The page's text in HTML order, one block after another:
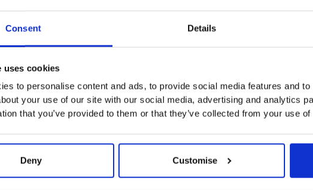
Consent Details
uses cookies
to personalise content and ads, to provide social media features and
your use of our site with our social media, advertising and analytics
that you’ve provided to them or that they’ve collected from your use
Deny Customise
de Victoria
um
und
Management-Informationen
Entwicklung von Management-Berichtssystemen